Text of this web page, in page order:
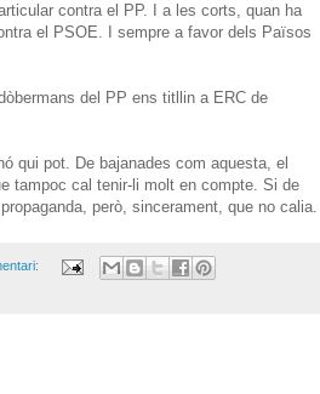
contra el PP. I a les corts, quan ha
el PSOE. I sempre a favor dels Països
del PP ens titllin a ERC de
qui pot. De bajanades com aquesta, el
tampoc cal tenir-li molt en compte. Si de
però, sincerament, que no calia.